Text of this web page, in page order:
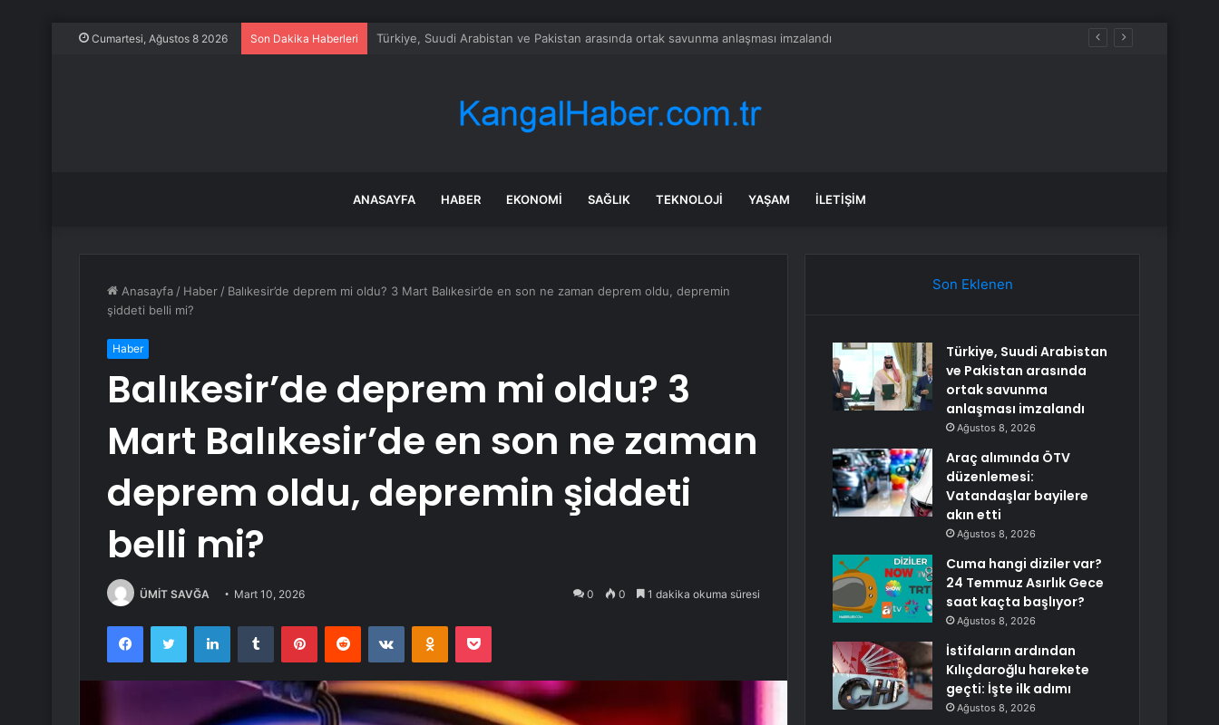
Cumartesi, Ağustos 8 2026 Son Dakika Haberleri Araç alımında ÖTV düzenlemesi: Vatandaşlar bayilere akın etti
ANASAYFA HABER EKONOMI SAĞLIK TEKNOLOJI YAŞAM İLETIŞIM
Anasayfa / Haber / Balıkesir’de deprem mi oldu? 3 Mart Balıkesir’de en son ne zaman deprem oldu, depremin
şiddeti belli mi?
Haber
Balıkesir’de deprem mi oldu? 3
Mart Balıkesir’de en son ne zaman
deprem oldu, depremin şiddeti
belli mi?
ÜMİT SAVĞA Mart 10, 2026 0 0 1 dakika okuma süresi
FacebookTwitter LinkedInTumblr PinterestReddit VKontakteOdnoklassniki
Pocket
Son Eklenen
Türkiye, Suudi Arabistan
ve Pakistan arasında
ortak savunma
anlaşması imzalandı
Ağustos 8, 2026
Araç alımında ÖTV
düzenlemesi:
Vatandaşlar bayilere
akın etti
Ağustos 8, 2026
Cuma hangi diziler var?
24 Temmuz Asırlık Gece
saat kaçta başlıyor?
Ağustos 8, 2026
İstifaların ardından
Kılıçdaroğlu harekete
geçti: İşte ilk adımı
Ağustos 8, 2026